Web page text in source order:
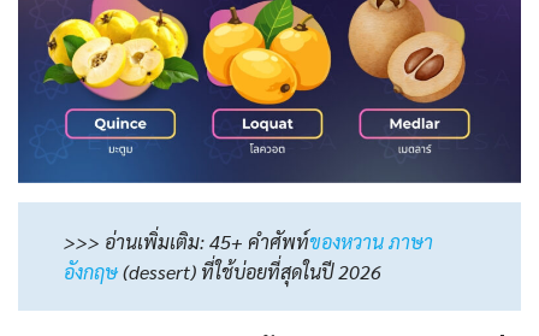
>>> อ่านเพิ่มเติม: 45+ คำศัพท์ของหวาน ภาษา
อังกฤษ(dessert) ที่ใช้บ่อยที่สุดในปี 2026